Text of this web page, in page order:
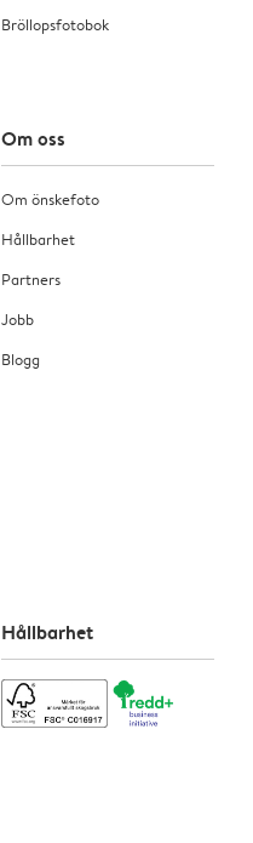
Bröllopsfotobok
Om oss
Om önskefoto
Hållbarhet
Partners
Jobb
Blogg
Hållbarhet